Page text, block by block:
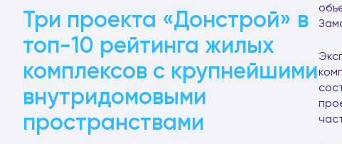
Три проекта «Донстрой» в
топ-10 рейтинга жилых
комплексов с крупнейшими
внутридомовыми
пространствами